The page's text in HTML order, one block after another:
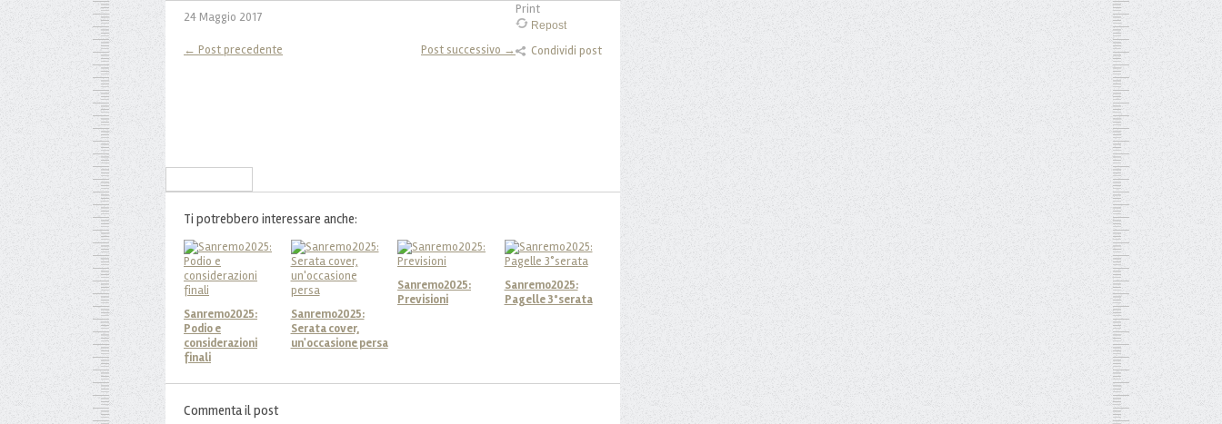
24 Maggio 2017
Print
Repost
Condividi post
← Post precedente Post successivo →
Ti potrebbero interessare anche:
Sanremo2025:
Podio e
considerazioni
finali
Sanremo2025:
Serata cover,
un'occasione persa
Sanremo2025:
Previsioni
Sanremo2025:
Pagelle 3°serata
Commenta il post